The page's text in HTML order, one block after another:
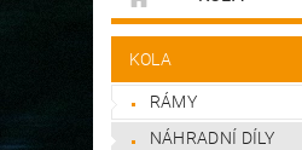
KOLA
RÁMY
NÁHRADNÍ DÍLY